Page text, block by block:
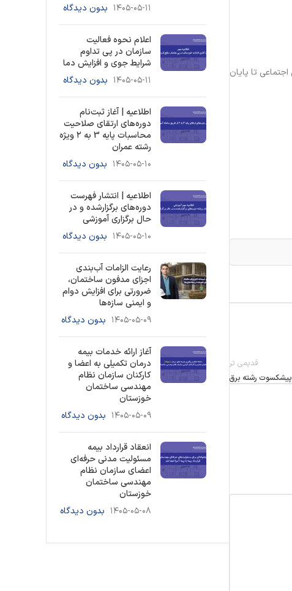
تا پایان
قدیمی تر
رشته برق
۱۴۰۵-۰۵-۱۱ بدون دیدگاه
اعلام نحوه فعالیت
سازمان در پی تداوم
شرایط جوی و افزایش دما
۱۴۰۵-۰۵-۱۱ بدون دیدگاه
اطلاعیه | آغاز ثبت‌نام
دوره‌های ارتقای صلاحیت
محاسبات پایه 3 به ۲ ویژه
رشته عمران
۱۴۰۵-۰۵-۱۰ بدون دیدگاه
اطلاعیه | انتشار فهرست
دوره‌های برگزارشده و در
حال برگزاری آموزشی
۱۴۰۵-۰۵-۱۰ بدون دیدگاه
رعایت الزامات آب‌بندی
اجزای مدفون ساختمان،
ضرورتی برای افزایش دوام
و ایمنی سازه‌ها
۱۴۰۵-۰۵-۰۹ بدون دیدگاه
آغاز ارائه خدمات بیمه
درمان تکمیلی به اعضا و
کارکنان سازمان نظام
مهندسی ساختمان
خوزستان
۱۴۰۵-۰۵-۰۹ بدون دیدگاه
انعقاد قرارداد بیمه
مسئولیت مدنی حرفه‌ای
اعضای سازمان نظام
مهندسی ساختمان
خوزستان
۱۴۰۵-۰۵-۰۸ بدون دیدگاه